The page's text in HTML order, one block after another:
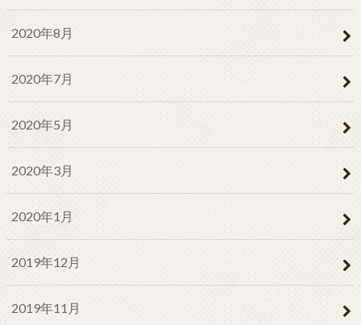
2020年8月
2020年7月
2020年5月
2020年3月
2020年1月
2019年12月
2019年11月